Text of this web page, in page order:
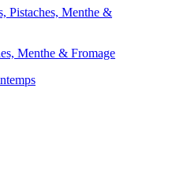
Menthe & Fromage